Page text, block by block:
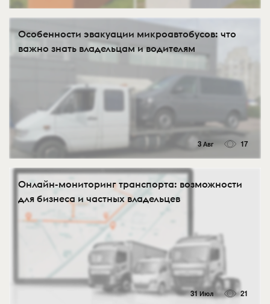
Особенности эвакуации микроавтобусов: что
важно знать владельцам и водителям
3 Авг 17
Онлайн-мониторинг транспорта: возможности
для бизнеса и частных владельцев
31 Июл 21